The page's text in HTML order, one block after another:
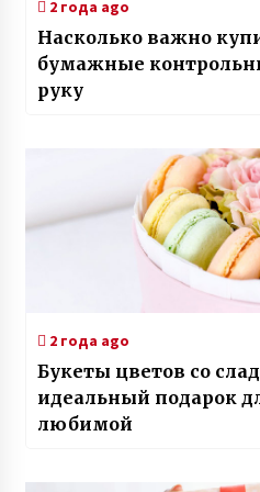
2 года ago
Насколько важно
бумажные
руку
2 года ago
Букеты цветов со
идеальный подарок
любимой